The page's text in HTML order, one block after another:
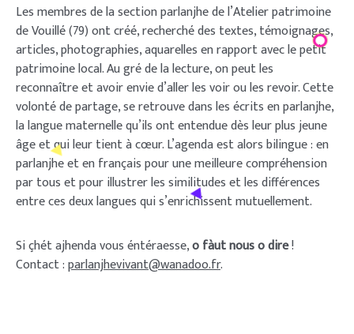
Les membres de la section parlanjhe de l’Atelier patrimoine
de Vouillé (79) ont créé, recherché des textes, témoignages,
articles, photographies, aquarelles en rapport avec le petit
patrimoine local. Au gré de la lecture, on peut les
reconnaître et avoir envie d’aller les voir ou les revoir. Cette
volonté de partage, se retrouve dans les écrits en parlanjhe,
la langue maternelle qu’ils ont entendue dès leur plus jeune
âge et qui leur tient à cœur. L’agenda est alors bilingue : en
parlanjhe et en français pour une meilleure compréhension
par tous et pour illustrer les similitudes et les différences
entre ces deux langues qui s’enrichissent mutuellement.
Si çhét ajhenda vous éntéraesse,o fàut nous o dire!
Contact :parlanjhevivant@wanadoo.fr.